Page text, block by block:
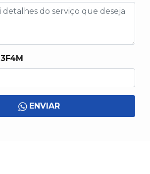
3F4M
ENVIAR